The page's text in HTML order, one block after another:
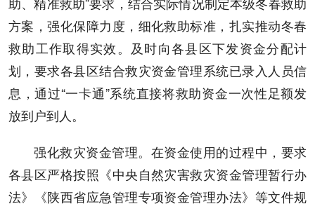
方案，强化保障力度，细化救助标准，扎实推动冬春
救助工作取得实效。及时向各县区下发资金分配计
划，要求各县区结合救灾资金管理系统已录入人员信
息，通过“一卡通”系统直接将救助资金一次性足额发
放到户到人。
强化救灾资金管理。在资金使用的过程中，要求
各县区严格按照《中央自然灾害救灾资金管理暂行办
法》《陕西省应急管理专项资金管理办法》等文件规